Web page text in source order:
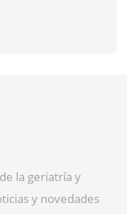
la geriatría y
y novedades